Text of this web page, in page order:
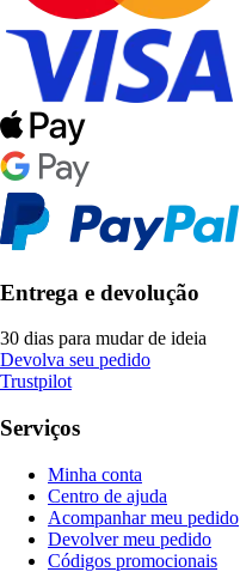
Entrega e devolução
30 dias para mudar de ideia
Devolva seu pedido
Trustpilot
Serviços
Minha conta
Centro de ajuda
Acompanhar meu pedido
Devolver meu pedido
Códigos promocionais